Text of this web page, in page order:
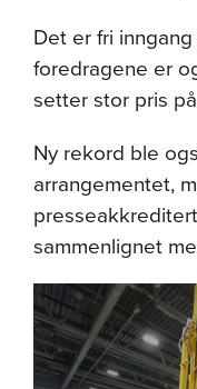
Det er fri
foredragene er
setter stor pris
Ny rekord ble
arrangementet,
sammenlignet